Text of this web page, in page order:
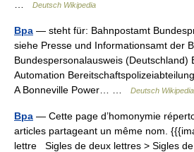
Deutsch Wikipedia
Bpa — steht für: Bahnpostamt
siehe Presse und Informationsamt der
Bundespersonalausweis (Deutschland)
Automation
A Bonneville Power… …
Deutsch Wikipedia
Bpa — Cette page d’homonymie
articles partageant un même nom.
lettre Sigles de deux lettres > Sigles